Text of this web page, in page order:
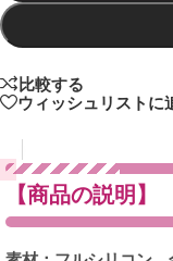
比較する
ウィッシュリストに
【商品の説明】